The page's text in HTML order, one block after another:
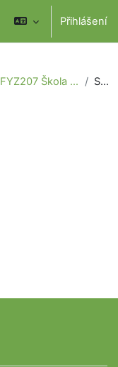
Přihlášení
PFYZ207 Škola chůze - (ORT) Souhrn